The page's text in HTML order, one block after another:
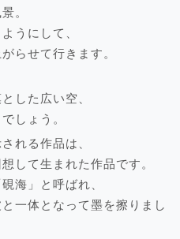
。
うにして、
らせて行きます。
した広い空、
しょう。
れる作品は、
して生まれた作品です。
海」と呼ばれ、
一体となって墨を擦りまし